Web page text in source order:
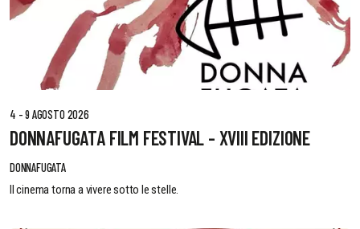
4 - 9 AGOSTO 2026
DONNAFUGATA FILM FESTIVAL - XVIII EDIZIONE
DONNAFUGATA
Il cinema torna a vivere sotto le stelle.